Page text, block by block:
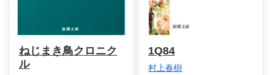
ねじまき鳥クロニク
ル
1Q84
村上春樹